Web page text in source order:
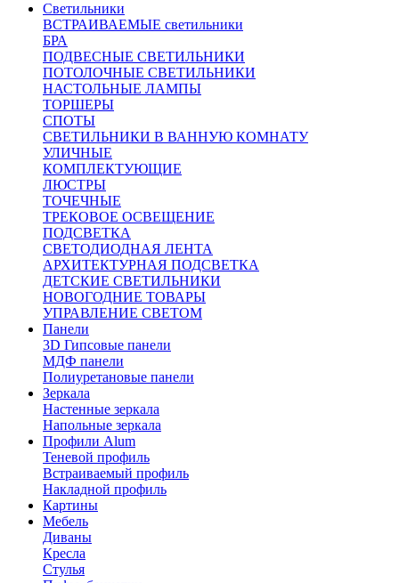
Светильники
ВСТРАИВАЕМЫЕ светильники
БРА
ПОДВЕСНЫЕ СВЕТИЛЬНИКИ
ПОТОЛОЧНЫЕ СВЕТИЛЬНИКИ
НАСТОЛЬНЫЕ ЛАМПЫ
ТОРШЕРЫ
СПОТЫ
СВЕТИЛЬНИКИ В ВАННУЮ КОМНАТУ
УЛИЧНЫЕ
КОМПЛЕКТУЮЩИЕ
ЛЮСТРЫ
ТОЧЕЧНЫЕ
ТРЕКОВОЕ ОСВЕЩЕНИЕ
ПОДСВЕТКА
СВЕТОДИОДНАЯ ЛЕНТА
АРХИТЕКТУРНАЯ ПОДСВЕТКА
ДЕТСКИЕ СВЕТИЛЬНИКИ
НОВОГОДНИЕ ТОВАРЫ
УПРАВЛЕНИЕ СВЕТОМ
Панели
3D Гипсовые панели
МДФ панели
Полиуретановые панели
Зеркала
Настенные зеркала
Напольные зеркала
Профили Alum
Теневой профиль
Встраиваемый профиль
Накладной профиль
Картины
Мебель
Диваны
Кресла
Стулья